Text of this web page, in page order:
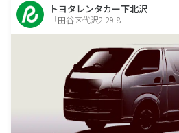
トヨタレンタカー下北沢
世田谷区代沢2-29-8